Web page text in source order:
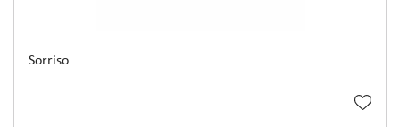
Sorriso